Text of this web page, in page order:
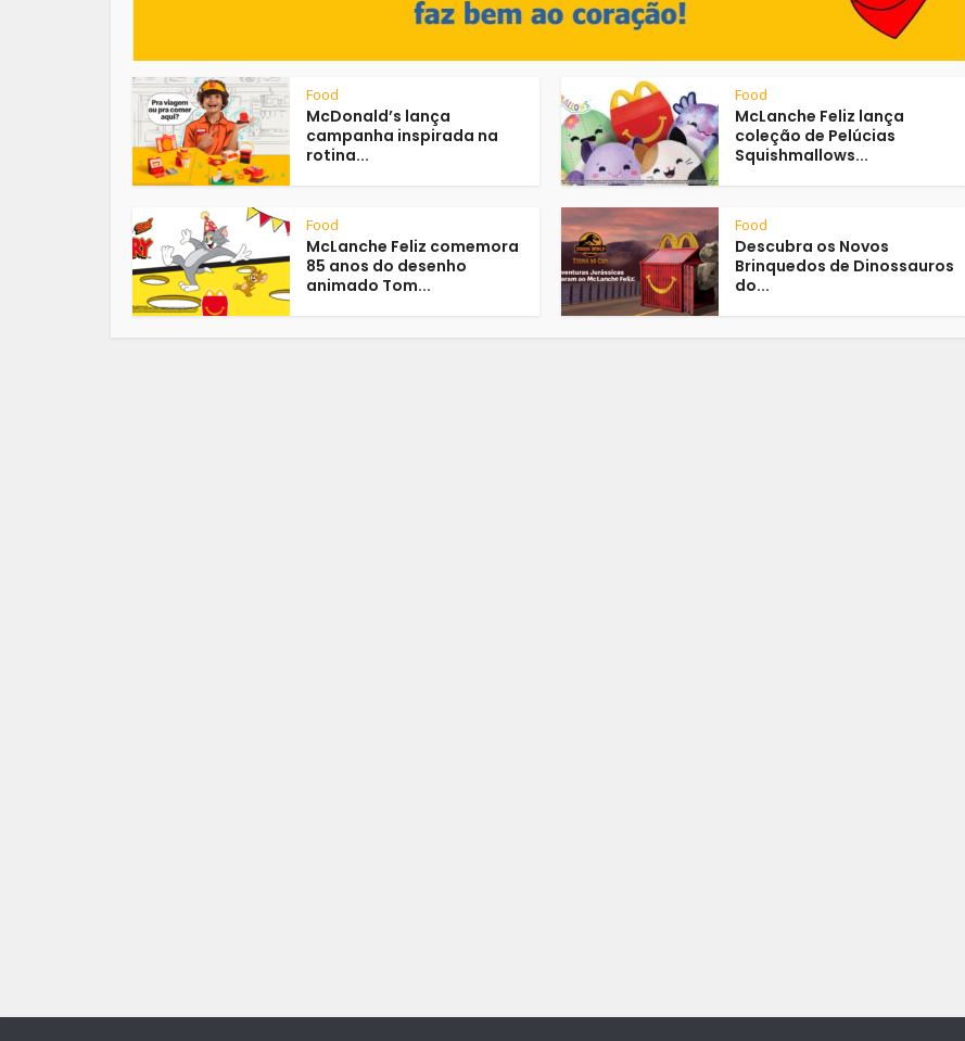
Food
McDonald’s lança
campanha inspirada na
rotina...
Food
McLanche Feliz lança
coleção de Pelúcias
Squishmallows...
Food
McLanche Feliz comemora
85 anos do desenho
animado Tom...
Food
Descubra os Novos
Brinquedos de Dinossauros
do...